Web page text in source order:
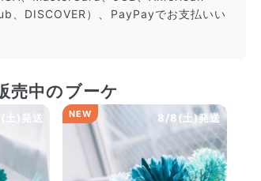
、DISCOVER）、PayPayでお支払いい
売中のブーケ
)発送 8/8(土)発送
NEW